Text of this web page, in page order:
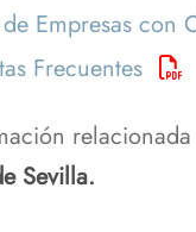
Empresas con
Frecuentes
Sevilla.